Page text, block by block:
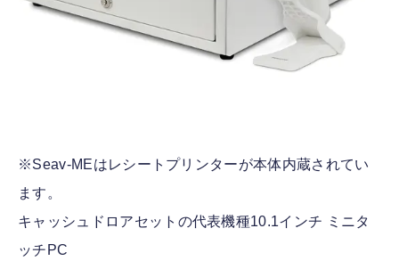
※Seav-MEはレシートプリンターが本体内蔵されてい
ます。
キャッシュドロアセットの代表機種10.1インチ ミニタ
ッチPC